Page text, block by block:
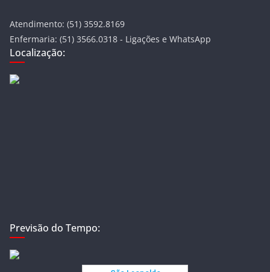
Atendimento: (51) 3592.8169
Enfermaria: (51) 3566.0318 - Ligações e WhatsApp
Localização:
Previsão do Tempo: